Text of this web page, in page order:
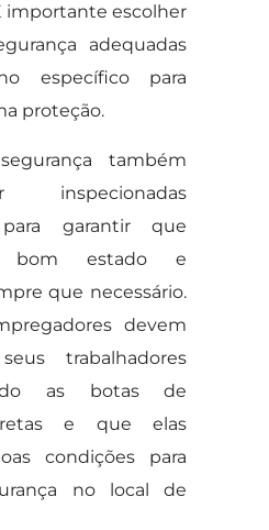
importante escolher
adequadas
específico para
proteção.
também
garantir que
bom estado e
que necessário.
devem
trabalhadores
as botas de
e que elas
condições para
no local de